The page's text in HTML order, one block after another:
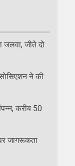
जलवा, जीते दो
ने की
करीब 50
जागरूकता